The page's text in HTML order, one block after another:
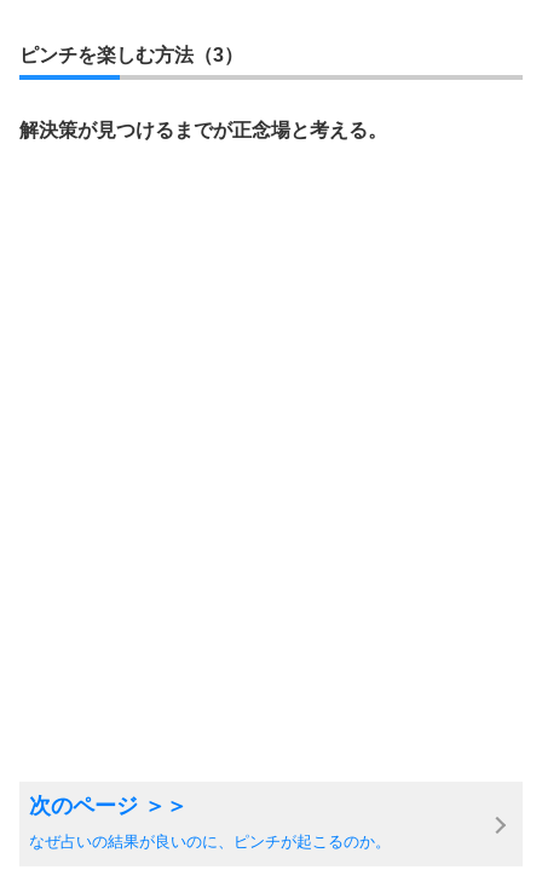
ピンチを楽しむ方法（3）
解決策が見つけるまでが正念場と考える。
なぜ占いの結果が良いのに、ピンチが起こるのか。